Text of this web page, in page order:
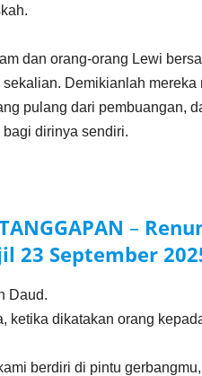
dan orang-orang Lewi
Demikianlah
pulang dari pembuangan,
bagi dirinya sendiri.
–
23 September
Daud.
ketika dikatakan orang
berdiri di pintu